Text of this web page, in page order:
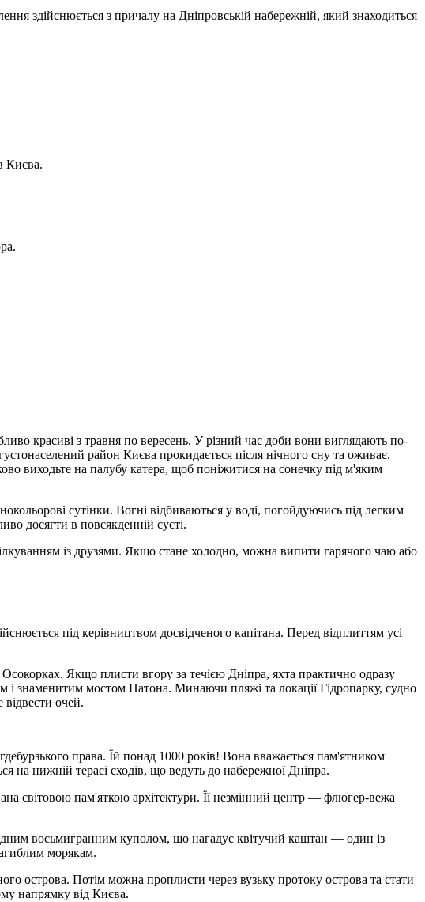
здійснюється з причалу на Дніпровській набережній, який знаходиться
Києва.
красиві з травня по вересень. У різний час доби вони виглядають по-
район Києва прокидається після нічного сну та оживає.
виходьте на палубу катера, щоб поніжитися на сонечку під м'яким
сутінки. Вогні відбиваються у воді, погойдуючись під легким
досягти в повсякденній суєті.
із друзями. Якщо стане холодно, можна випити гарячого чаю або
під керівництвом досвідченого капітана. Перед відплиттям усі
Якщо плисти вгору за течією Дніпра, яхта практично одразу
знаменитим мостом Патона. Минаючи пляжі та локації Гідропарку, судно
очей.
права. Їй понад 1000 років! Вона вважається пам'ятником
на нижній терасі сходів, що ведуть до набережної Дніпра.
світовою пам'яткою архітектури. Її незмінний центр — флюгер-вежа
восьмигранним куполом, що нагадує квітучий каштан — один із
морякам.
острова. Потім можна проплисти через вузьку протоку острова та стати
напрямку від Києва.